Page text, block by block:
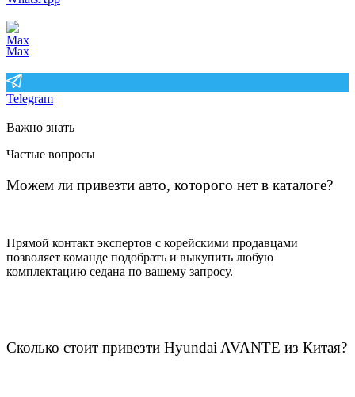
Max
Telegram
Важно знать
Частые вопросы
Можем ли привезти авто, которого нет в каталоге?
Прямой контакт экспертов с корейскими продавцами
позволяет команде подобрать и выкупить любую
комплектацию седана по вашему запросу.
Сколько стоит привезти Hyundai AVANTE из Китая?